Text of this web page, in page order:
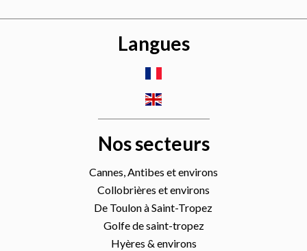
Langues
Nos secteurs
Cannes, Antibes et environs
Collobrières et environs
De Toulon à Saint-Tropez
Golfe de saint-tropez
Hyères & environs